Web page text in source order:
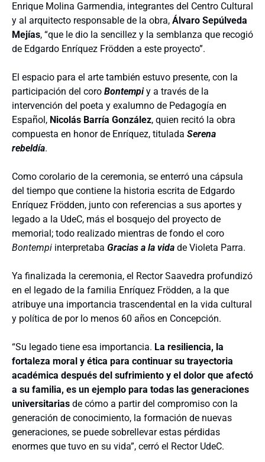
Enrique Molina Garmendia, integrantes del Centro Cultural
y al arquitecto responsable de la obra, Álvaro Sepúlveda
Mejías, “que le dio la sencillez y la semblanza que recogió
de Edgardo Enríquez Frödden a este proyecto”.
El espacio para el arte también estuvo presente, con la
participación del coro Bontempiy a través de la
intervención del poeta y exalumno de Pedagogía en
Español, Nicolás Barría González, quien recitó la obra
compuesta en honor de Enríquez, titulada Serena
rebeldía.
Como corolario de la ceremonia, se enterró una cápsula
del tiempo que contiene la historia escrita de Edgardo
Enríquez Frödden, junto con referencias a sus aportes y
legado a la UdeC, más el bosquejo del proyecto de
memorial; todo realizado mientras de fondo el coro
Bontempi interpretaba Gracias a la vida de Violeta Parra.
Ya finalizada la ceremonia, el Rector Saavedra profundizó
en el legado de la familia Enríquez Frödden, a la que
atribuye una importancia trascendental en la vida cultural
y política de por lo menos 60 años en Concepción.
“Su legado tiene esa importancia. La resiliencia, la
fortaleza moral y ética para continuar su trayectoria
académica después del sufrimiento y el dolor que afectó
a su familia, es un ejemplo para todas las generaciones
universitarias de cómo a partir del compromiso con la
generación de conocimiento, la formación de nuevas
generaciones, se puede sobrellevar estas pérdidas
enormes que tuvo en su vida”, cerró el Rector UdeC.